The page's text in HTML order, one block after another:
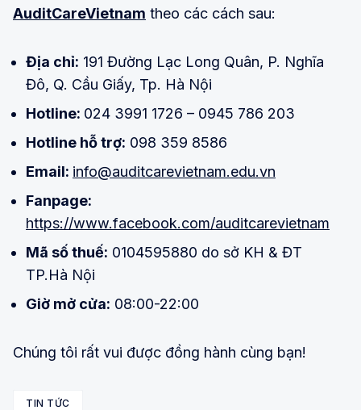
AuditCareVietnam theo các cách sau:
Địa chỉ: 191 Đường Lạc Long Quân, P. Nghĩa
Đô, Q. Cầu Giấy, Tp. Hà Nội
Hotline: 024 3991 1726 – 0945 786 203
Hotline hỗ trợ: 098 359 8586
Email: info@auditcarevietnam.edu.vn
Fanpage:
https://www.facebook.com/auditcarevietnam
Mã số thuế: 0104595880 do sở KH & ĐT
TP.Hà Nội
Giờ mở cửa: 08:00-22:00
Chúng tôi rất vui được đồng hành cùng bạn!
TIN TỨC